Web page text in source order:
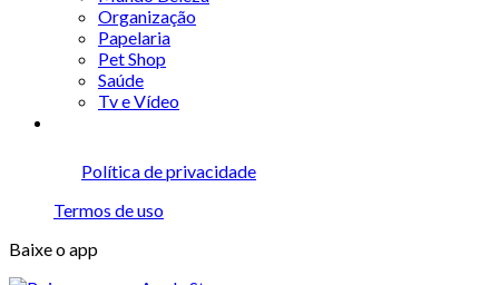
Organização
Papelaria
Pet Shop
Saúde
Tv e Vídeo
Política de privacidade
Termos de uso
Baixe o app